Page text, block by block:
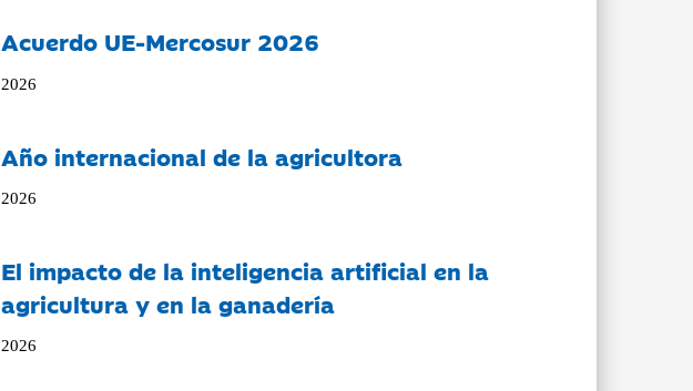
Acuerdo UE-Mercosur 2026
2026
Año internacional de la agricultora
2026
El impacto de la inteligencia artificial en la
agricultura y en la ganadería
2026